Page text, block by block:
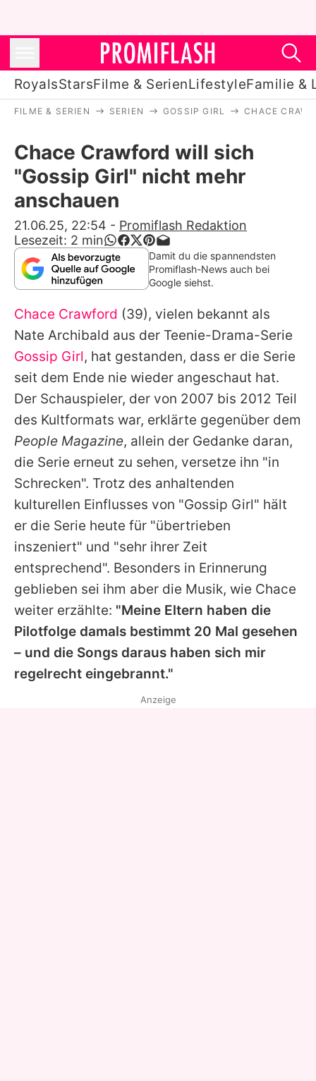
RoyalsStarsFilme & SerienLifestyleFamilie &
Stars
Filme & Serien
Lifestyle
Familie & Liebe
Promiflash Exklusiv
Alle Themen auf Promiflash
Jobs
App runterladen
Team
Redaktionelle Richtlinien
Impressum
Datenschutzerklärung
Utiq verwalten
FILME & SERIEN SERIEN GOSSIP GIRL CHACE
Chace Crawford will sich
"Gossip Girl" nicht mehr
anschauen
21.06.25, 22:54 - Promiflash Redaktion
Lesezeit: 2 min
Damit du die spannendsten
Promiflash-News auch bei
Google siehst.
Chace Crawford (39), vielen bekannt als
Nate Archibald aus der Teenie-Drama-Serie
Gossip Girl, hat gestanden, dass er die Serie
seit dem Ende nie wieder angeschaut hat.
Der Schauspieler, der von 2007 bis 2012 Teil
des Kultformats war, erklärte gegenüber dem
People Magazine, allein der Gedanke daran,
die Serie erneut zu sehen, versetze ihn "in
Schrecken". Trotz des anhaltenden
kulturellen Einflusses von "Gossip Girl" hält
er die Serie heute für "übertrieben
inszeniert" und "sehr ihrer Zeit
entsprechend". Besonders in Erinnerung
geblieben sei ihm aber die Musik, wie Chace
weiter erzählte: "Meine Eltern haben die
Pilotfolge damals bestimmt 20 Mal gesehen
– und die Songs daraus haben sich mir
regelrecht eingebrannt."
Anzeige